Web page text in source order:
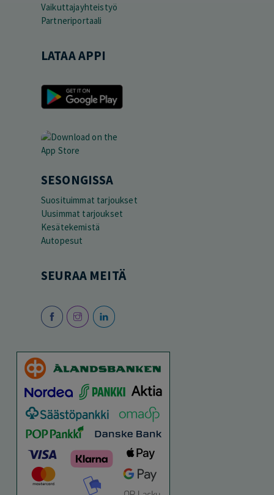
Vaikuttajayhteistyö
Partneriportaali
LATAA APPI
SESONGISSA
Suosituimmat tarjoukset
Uusimmat tarjoukset
Kesätekemistä
Autopesut
SEURAA MEITÄ